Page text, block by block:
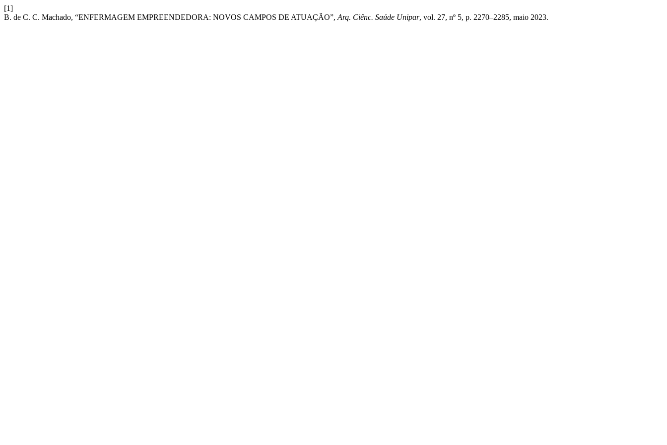
[1]
B. de C. C. Machado, “ENFERMAGEM EMPREENDEDORA: NOVOS CAMPOS DE ATUAÇÃO”, Arq. Ciênc. Saúde Unipar, vol. 27, nº 5, p. 2270–2285, maio 2023.